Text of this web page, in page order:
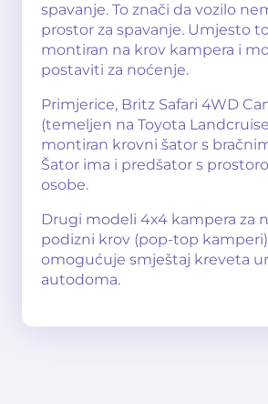
spavanje. To znači da vozilo
prostor za spavanje. Umjesto
montiran na krov kampera i
postaviti za noćenje.
Primjerice, Britz Safari 4WD
(temeljen na Toyota
montiran krovni šator s
Šator ima i predšator s
osobe.
Drugi modeli 4x4 kampera za
podizni krov (pop-top
omogućuje smještaj kreveta
autodoma.